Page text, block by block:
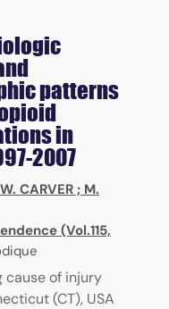
patterns
in
2007
CARVER ; M.
(Vol.115,
cause of injury
(CT), USA